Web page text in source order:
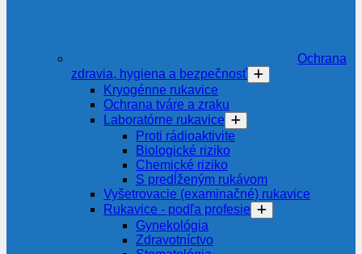
Ochrana
zdravia, hygiena a bezpečnosť
Kryogénne rukavice
Ochrana tváre a zraku
Laboratórne rukavice
Proti rádioaktivite
Biologické riziko
Chemické riziko
S predĺženým rukávom
Vyšetrovacie (examinačné) rukavice
Rukavice - podľa profesie
Gynekológia
Zdravotníctvo